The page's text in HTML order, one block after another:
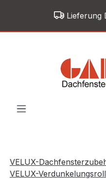
Zum Hauptinhalt springen
Lieferung
VELUX-
VELUX-